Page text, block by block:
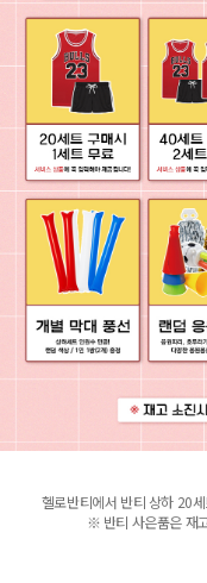
헬로반티에서 반티 상하 20
※ 반티 사은품은 재